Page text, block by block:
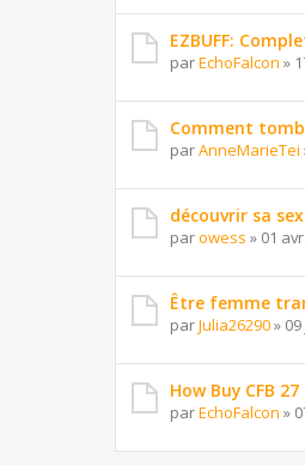
EZBUFF:
parEchoFalcon »
Comment
parAnneMarieTei
découvrir sa
parowess » 01
Être femme
parJulia26290»
How Buy CFB
parEchoFalcon »